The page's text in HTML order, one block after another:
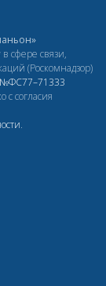
сфере связи,
(Роскомнадзор)
№ФС77–71333
с согласия
.